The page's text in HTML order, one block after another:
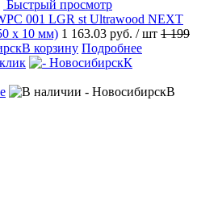
Быстрый просмотр
001 LGR st Ultrawood NEXT
х 10 мм) 1 163.03 руб. / шт 1 199
В корзину Подробнее
К
В